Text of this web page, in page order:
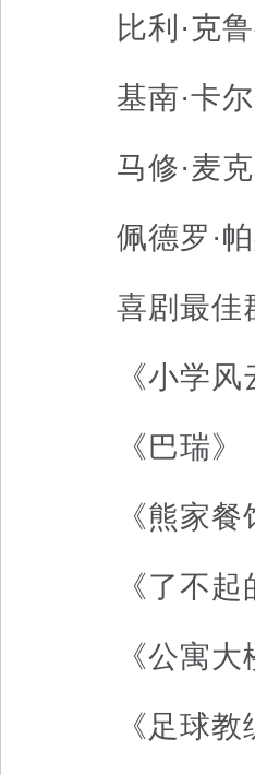
比利·克鲁
基南·卡尔
马修·麦克
佩德罗·帕
喜剧最佳
《小学风
《巴瑞》
《熊家餐
《了不起的
《公寓大楼
《足球教